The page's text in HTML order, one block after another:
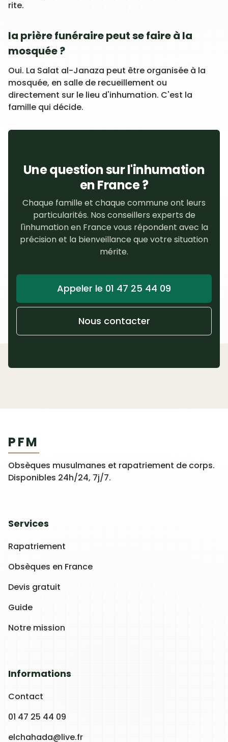
rite.
la prière funéraire peut se faire à la
mosquée ?
Oui. La Salat al-Janaza peut être organisée à la
mosquée, en salle de recueillement ou
directement sur le lieu d'inhumation. C'est la
famille qui décide.
Une question sur l'inhumation
en France ?
Chaque famille et chaque commune ont leurs
particularités. Nos conseillers experts de
l'inhumation en France vous répondent avec la
précision et la bienveillance que votre situation
mérite.
Appeler le 01 47 25 44 09
Nous contacter
PFM
Obsèques musulmanes et rapatriement de corps.
Disponibles 24h/24, 7j/7.
Services
Rapatriement
Obsèques en France
Devis gratuit
Guide
Notre mission
Informations
Contact
01 47 25 44 09
elchahada@live.fr